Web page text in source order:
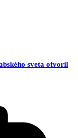
sveta otvoril